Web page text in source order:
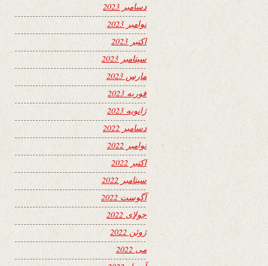
دسامبر 2023
نوامبر 2023
اکتبر 2023
سپتامبر 2023
مارس 2023
فوریه 2023
ژانویه 2023
دسامبر 2022
نوامبر 2022
اکتبر 2022
سپتامبر 2022
آگوست 2022
جولای 2022
ژوئن 2022
می 2022